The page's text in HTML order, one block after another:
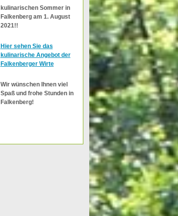
kulinarischen Sommer in
Falkenberg am 1. August
2021!!
Hier sehen Sie das
kulinarische Angebot der
Falkenberger Wirte
Wir wünschen Ihnen viel
Spaß und frohe Stunden in
Falkenberg!